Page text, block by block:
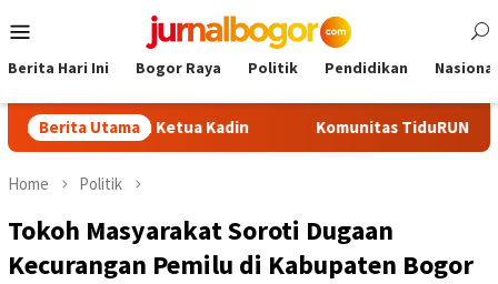
to
Menu
Berita Hari Ini Bogor Raya Politik Pendidikan Nasional
Berita Utama
Ketua Kadin Komunitas TiduRUN Jajal Jalur Baru
Home Politik
Tokoh Masyarakat Soroti Dugaan
Kecurangan Pemilu di Kabupaten Bogor